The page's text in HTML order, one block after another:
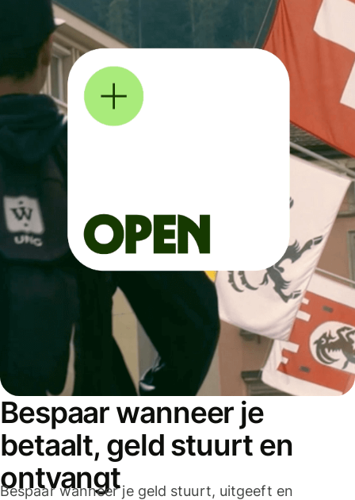
Bespaar wanneer je
betaalt, geld stuurt en
ontvangt
Bespaar wanneer je geld stuurt, uitgeeft en